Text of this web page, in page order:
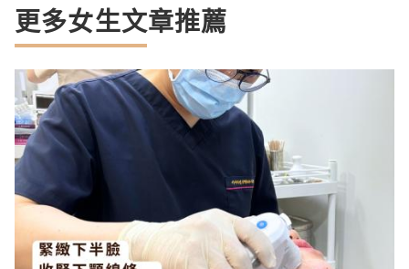
更多女生文章推薦